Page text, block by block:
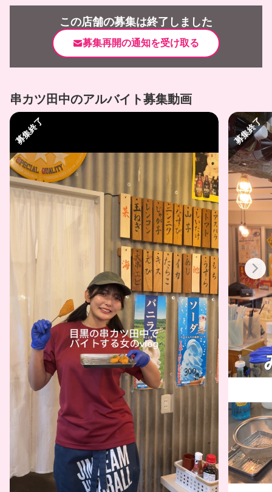
この店舗の募集は終了しました
募集再開の通知を受け取る
串カツ田中のアルバイト募集動画
募集終了 募集終了